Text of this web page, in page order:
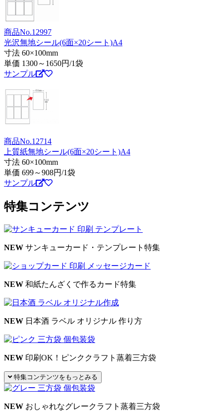
商品No.12997
光沢無地シール(6面×20シート)A4
寸法 60×100mm
単価 1300～1650円/1袋
サンプル
商品No.12714
上質紙無地シール(6面×20シート)A4
寸法 60×100mm
単価 699～908円/1袋
サンプル
特集コンテンツ
NEW サンキューカード・テンプレート特集
NEW 和紙たんざくで作るカード特集
NEW 日本酒 ラベル オリジナル 作り方
NEW 印刷OK！ピンククラフト蒸着三方袋
特集コンテンツをもっとみる
NEW おしゃれなグレークラフト蒸着三方袋